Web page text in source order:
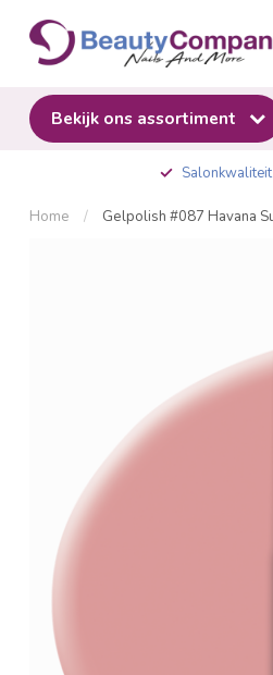
Bekijk ons assortiment
Home / Gelpolish #087 Havana